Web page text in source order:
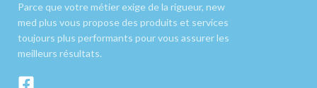
Parce que votre métier exige de la rigueur, new
med plus vous propose des produits et services
toujours plus performants pour vous assurer les
meilleurs résultats.